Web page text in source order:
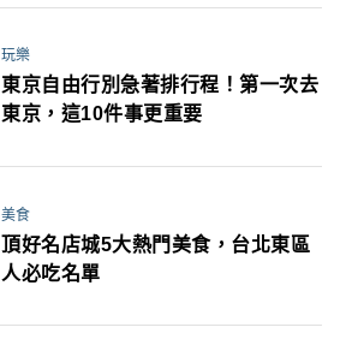
玩樂
東京自由行別急著排行程！第一次去
東京，這10件事更重要
美食
頂好名店城5大熱門美食，台北東區
人必吃名單